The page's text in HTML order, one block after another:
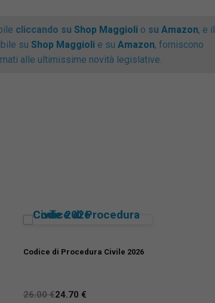
di comunicazione, è autore dei seguenti saggi:
proprio tempo, Convincere per vincere e I
del cambiamento. È coautore, con Massimo
cliccando su Shop Maggioli o su Amazon, e il
su Shop Maggioli e su Amazon, forniscono
alle ultimissime novità legislative.
Codice di Procedura Civile 2026
26.00 €24.70 €